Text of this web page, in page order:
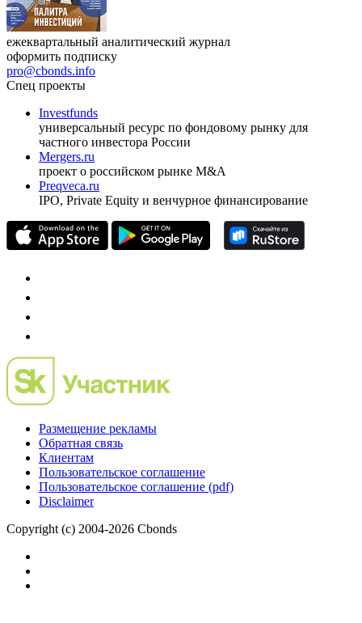
ежеквартальный аналитический журнал
оформить подписку
pro@cbonds.info
Спец проекты
Investfunds
универсальный ресурс по фондовому рынку для
частного инвестора России
Mergers.ru
проект о российском рынке M&A
Preqveca.ru
IPO, Private Equity и венчурное финансирование
Размещение рекламы
Обратная связь
Клиентам
Пользовательское соглашение
Пользовательское соглашение (pdf)
Disclaimer
Copyright (c) 2004-2026 Cbonds